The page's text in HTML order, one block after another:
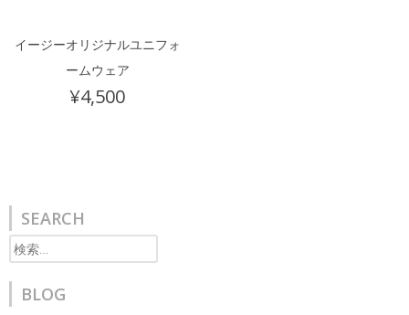
イージーオリジナルユニフォ
ームウェア
¥4,500
SEARCH
検
索:
BLOG